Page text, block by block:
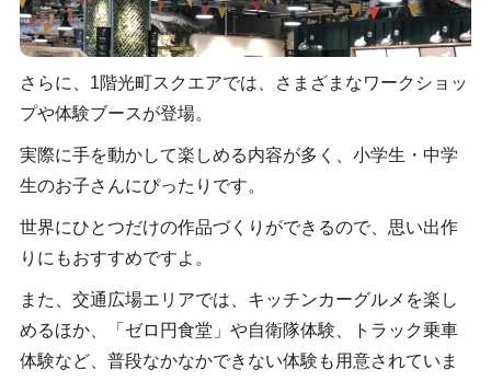
さらに、1階光町スクエアでは、さまざまなワークショッ
プや体験ブースが登場。
実際に手を動かして楽しめる内容が多く、小学生・中学
生のお子さんにぴったりです。
世界にひとつだけの作品づくりができるので、思い出作
りにもおすすめですよ。
また、交通広場エリアでは、キッチンカーグルメを楽し
めるほか、「ゼロ円食堂」や自衛隊体験、トラック乗車
体験など、普段なかなかできない体験も用意されていま